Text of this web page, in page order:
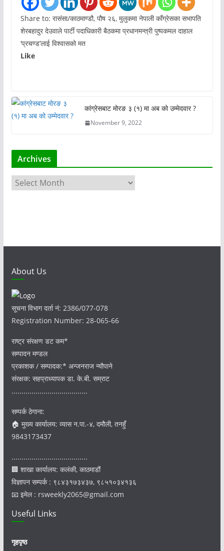
Share to: रासंसा/काठमाण्डौ, पौष २६, मुलुकमा नेपाली काँग्रेसका सभापति
शेरबहादुर देउवाले पार्टी पदाधिकारी बैठकमा प्रधानमन्त्री पुष्पकमल दाहाल
‘प्रचण्ड’लाई विश्वासको मत
Like
कांग्रेसबाट मोरङ ३ (१) मा अब को उम्मेदवार ?
November 9, 2022
Archives
s
About Us
सूचना विभाग दर्ता नं: 2386/077-078
Registration Number: 28-065-66
राष्ट्र संरक्षण डट कम*
सम्पादन मण्डल
प्रकाशक / सम्पादक:* अन्जनराज न्यौपाने
संरक्षक: सहप्राध्यापक डा. के.बी. सम्राट
......................................
सम्पर्क ठेगाना:
🏠 मुख्य कार्यालय: व्यास न.पा.-४, दमौली, तनहुँ
9843173437
......................................
🏢 शाखा कार्यालय: कलंकी, काठमाडौं
विज्ञापन सम्पर्क : ९८४३१७३४३७, ९८५१०३४१३६
📧 इमेल : rsweekly2065@gmail.com
Useful Links
गृहपृष्ठ